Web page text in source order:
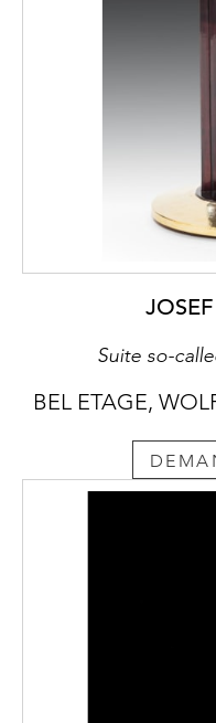
Suite so-
BEL ETAGE,